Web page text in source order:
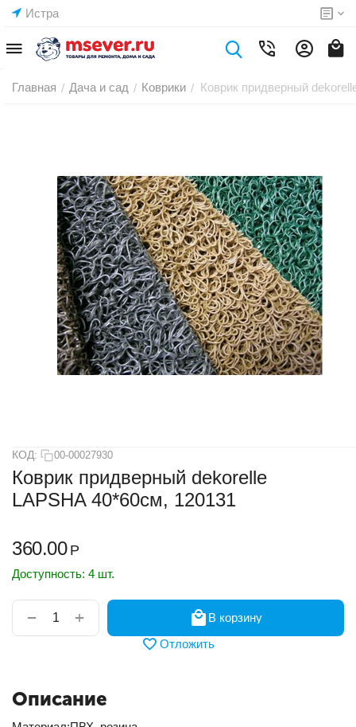
Истра
Главная / Дача и сад / Коврики / Коврик придверный
КОД: 00-00027930
Коврик придверный dekorelle
LAPSHA 40*60см, 120131
360.00 Р
Доступность: 4 шт.
+
−
В корзину
Отложить
Описание